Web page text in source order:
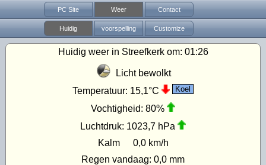
PC Site Weer Contact
Huidig voorspelling Customize
Huidig weer in Streefkerk om: 01:26
Licht bewolkt
Temperatuur: 15,1°C Koel
Vochtigheid: 80%
Luchtdruk: 1023,7 hPa
Kalm
0,0 km/h
Regen vandaag: 0,0 mm